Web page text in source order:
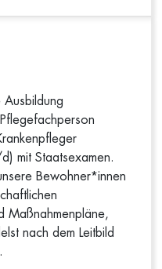
Ausbildung
mit Staatsexamen.
Bewohner*innen
Maßnahmenpläne,
nach dem Leitbild